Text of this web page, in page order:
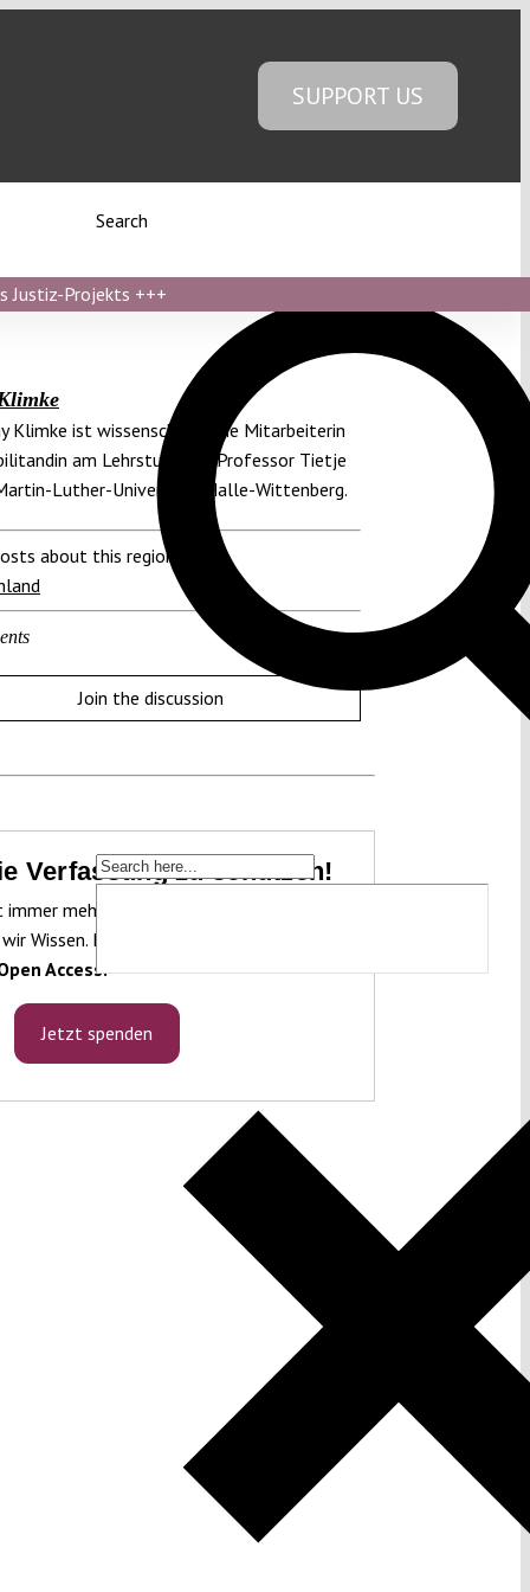
SUPPORT US
Search
Justiz-Projekts +++
Klimke ist wissenschaftliche Mitarbeiterin
am Lehrstuhl von Professor Tietje
Luther-Universität Halle-Wittenberg.
about this region:
Join the discussion
Verfassung zu schützen!
mehr unter Druck. Um sie schützen
Wissen. Dieses Wissen machen wir für
Access.
Jetzt spenden